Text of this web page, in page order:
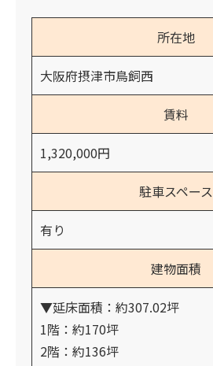
所在地
大阪府摂津市鳥飼西
賃料
1,320,000円
駐車スペース
有り
建物面積
▼延床面積：約307.02坪
1階：約170坪
2階：約136坪